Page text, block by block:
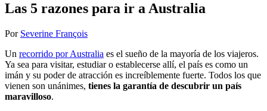
Las 5 razones para ir a Australia
Por Severine François
Un recorrido por Australia es el sueño de la mayoría de los viajeros.
Ya sea para visitar, estudiar o establecerse allí, el país es como un
imán y su poder de atracción es increíblemente fuerte. Todos los que
vienen son unánimes, tienes la garantía de descubrir un país
maravilloso.